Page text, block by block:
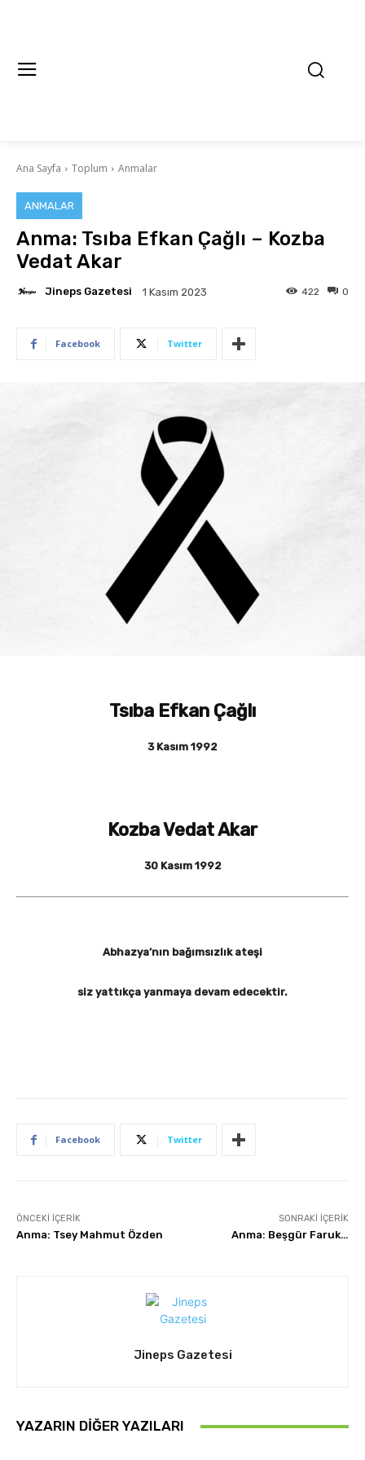
Ana Sayfa Toplum Anmalar
ANMALAR
Anma: Tsıba Efkan Çağlı – Kozba
Vedat Akar
Jineps Gazetesi 1 Kasım 2023 0
422
Facebook Twitter
Tsıba Efkan Çağlı
3 Kasım 1992
Kozba Vedat Akar
30 Kasım 1992
Abhazya’nın bağımsızlık ateşi
siz yattıkça yanmaya devam edecektir.
Facebook Twitter
ÖNCEKI İÇERIK
Anma: Tsey Mahmut Özden
SONRAKI İÇERIK
Anma: Beşgür Faruk…
Jineps Gazetesi
YAZARIN DIĞER YAZILARI